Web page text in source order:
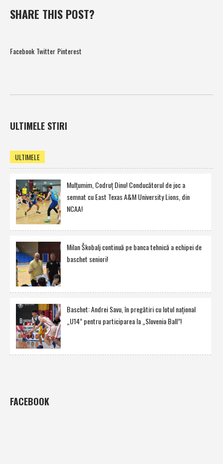
SHARE THIS POST?
Facebook Twitter Pinterest
ULTIMELE STIRI
ULTIMELE
Mulţumim, Codruţ Dinu! Conducătorul de joc a
semnat cu East Texas A&M University Lions, din
NCAA!
Milan Škobalj continuă pe banca tehnică a echipei de
baschet seniori!
Baschet: Andrei Savu, în pregătiri cu lotul naţional
„U14” pentru participarea la „Slovenia Ball”!
FACEBOOK